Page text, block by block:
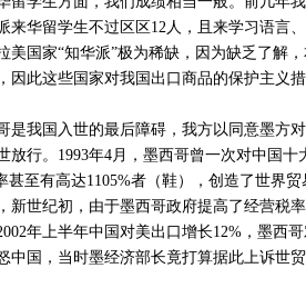
来华留学生不过区区12人，且来学习语言
美国家“知华派”极为稀缺，因为缺乏了解
因此这些国家对我国出口商品的保护主义
我国入世的最后障碍，我方以同意墨方对
放行。1993年4月，墨西哥曾一次对中国
至有高达1105%者（鞋），创造了世界贸
世纪初，由于墨西哥政府提高了经营税
年上半年中国对美出口增长12%，墨西
中国，当时墨经济部长竟打算据此上诉世